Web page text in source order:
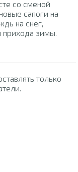
со сменой
сапоги на
на снег,
прихода зимы.
только